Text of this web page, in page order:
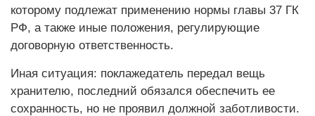
которому подлежат применению нормы главы 37 ГК
РФ, а также иные положения, регулирующие
договорную ответственность.
Иная ситуация: поклажедатель передал вещь
хранителю, последний обязался обеспечить ее
сохранность, но не проявил должной заботливости.